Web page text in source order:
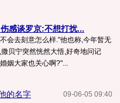
感谈罗京:不想打扰...
会去刻意怎么样."他也称,今年暂无
贝宁突然恍然大悟,好奇地问记
姻大家也关心啊?"...
09-06-05 09:40
的名字